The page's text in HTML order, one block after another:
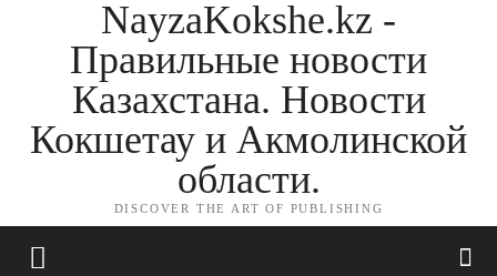
NayzaKokshe.kz -
Правильные новости
Казахстана. Новости
Кокшетау и Акмолинской
области.
DISCOVER THE ART OF PUBLISHING